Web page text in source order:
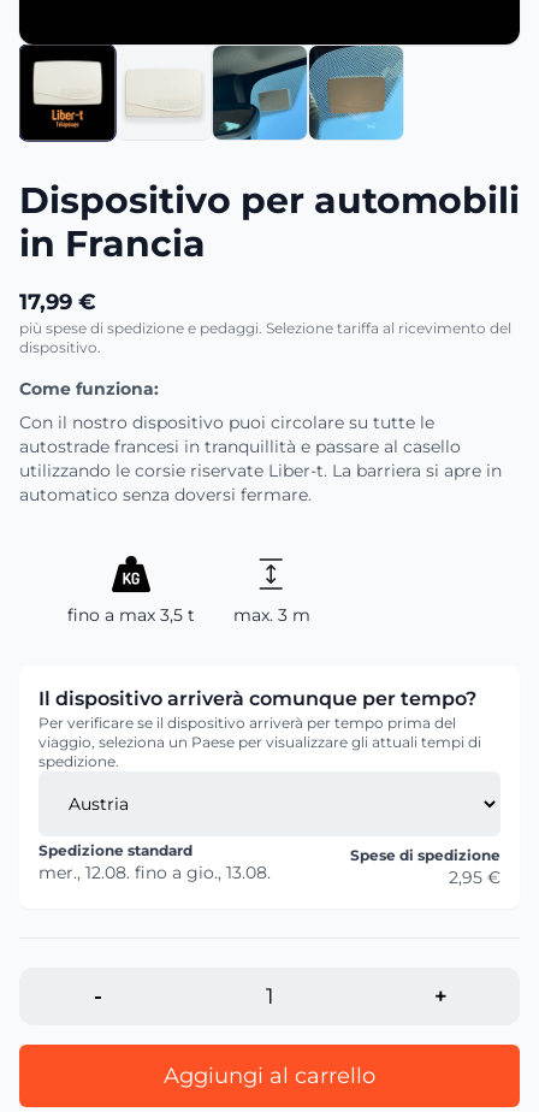
Dispositivo per automobili
in Francia
17,99 €
più spese di spedizione e pedaggi. Selezione tariffa al ricevimento del
dispositivo.
Come funziona:
Con il nostro dispositivo puoi circolare su tutte le
autostrade francesi in tranquillità e passare al casello
utilizzando le corsie riservate Liber-t. La barriera si apre in
automatico senza doversi fermare.
fino a max 3,5 t max. 3 m
Il dispositivo arriverà comunque per tempo?
Per verificare se il dispositivo arriverà per tempo prima del
viaggio, seleziona un Paese per visualizzare gli attuali tempi di
spedizione.
Spedizione standard
mer., 12.08. fino a gio., 13.08.
Spese di spedizione
2,95 €
- +
Aggiungi al carrello